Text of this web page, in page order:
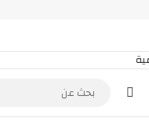
إضافة عمود جانبي